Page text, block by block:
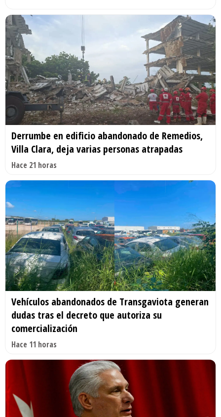
Derrumbe en edificio abandonado de Remedios,
Villa Clara, deja varias personas atrapadas
Hace 21 horas
Vehículos abandonados de Transgaviota generan
dudas tras el decreto que autoriza su
comercialización
Hace 11 horas